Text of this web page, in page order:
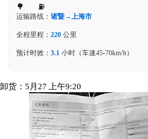
运输路线： 诸暨→上海市
全程里程： 220公里
预计时效： 3.1 小时（车速45-70km/h）
卸货：5月27 上午9:20